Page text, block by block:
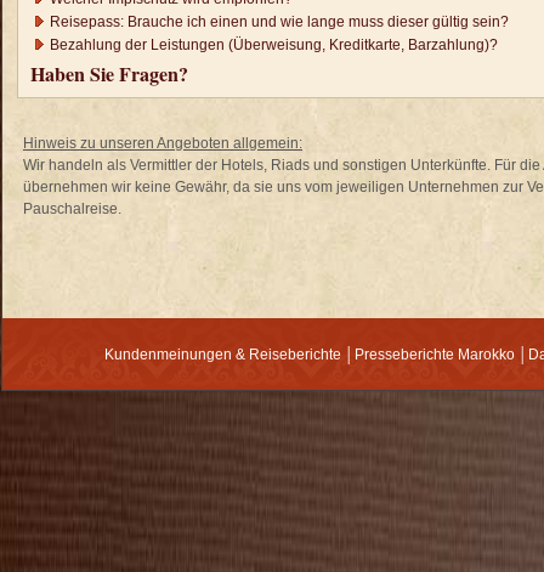
Reisepass: Brauche ich einen und wie lange muss dieser gültig sein?
Bezahlung der Leistungen (Überweisung, Kreditkarte, Barzahlung)?
Haben Sie Fragen?
Hinweis zu unseren Angeboten allgemein:
Wir handeln als Vermittler der Hotels, Riads und sonstigen Unterkünfte. Für
übernehmen wir keine Gewähr, da sie uns vom jeweiligen Unternehmen zur
Pauschalreise.
Kundenmeinungen & Reiseberichte Presseberichte Marokko